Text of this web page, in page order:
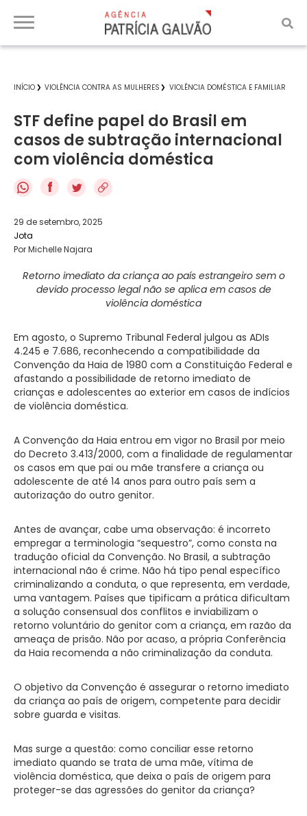
INÍCIO VIOLÊNCIA CONTRA AS MULHERES VIOLÊNCIA DOMÉSTICA E FAMILIAR
STF define papel do Brasil em
casos de subtração internacional
com violência doméstica
f
29 de setembro, 2025
Jota
Por Michelle Najara
Retorno imediato da criança ao país estrangeiro sem o
devido processo legal não se aplica em casos de
violência doméstica
Em agosto, o Supremo Tribunal Federal julgou as ADIs
4.245 e 7.686, reconhecendo a compatibilidade da
Convenção da Haia de 1980 com a Constituição Federal e
afastando a possibilidade de retorno imediato de
crianças e adolescentes ao exterior em casos de indícios
de violência doméstica.
A Convenção da Haia entrou em vigor no Brasil por meio
do Decreto 3.413/2000, com a finalidade de regulamentar
os casos em que pai ou mãe transfere a criança ou
adolescente de até 14 anos para outro país sem a
autorização do outro genitor.
Antes de avançar, cabe uma observação: é incorreto
empregar a terminologia “sequestro”, como consta na
tradução oficial da Convenção. No Brasil, a subtração
internacional não é crime. Não há tipo penal específico
criminalizando a conduta, o que representa, em verdade,
uma vantagem. Países que tipificam a prática dificultam
a solução consensual dos conflitos e inviabilizam o
retorno voluntário do genitor com a criança, em razão da
ameaça de prisão. Não por acaso, a própria Conferência
da Haia recomenda a não criminalização da conduta.
O objetivo da Convenção é assegurar o retorno imediato
da criança ao país de origem, competente para decidir
sobre guarda e visitas.
Mas surge a questão: como conciliar esse retorno
imediato quando se trata de uma mãe, vítima de
violência doméstica, que deixa o país de origem para
proteger-se das agressões do genitor da criança?